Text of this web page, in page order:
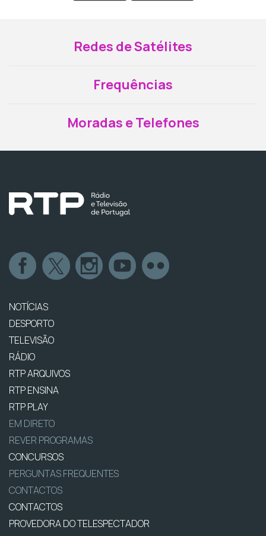
Redes de Satélites
Frequências
Moradas e Telefones
NOTÍCIAS
DESPORTO
TELEVISÃO
RÁDIO
RTP ARQUIVOS
RTP ENSINA
RTP PLAY
EM DIRETO
REVER PROGRAMAS
CONCURSOS
PERGUNTAS FREQUENTES
CONTACTOS
CONTACTOS
PROVEDORA DO TELESPECTADOR